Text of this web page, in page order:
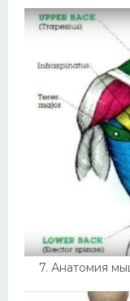
7. Анатомия